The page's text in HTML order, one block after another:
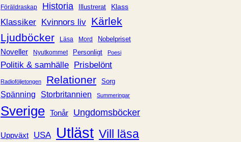
Föräldraskap Historia Illustrerat Klass
Klassiker Kvinnors liv Kärlek
Ljudböcker
Läsa Mord Nobelpriset
Noveller Nyutkommet Personligt Poesi
Politik & samhälle Prisbelönt
Radioföljetongen Relationer Sorg
Spänning Storbritannien Summeringar
Sverige Tonår Ungdomsböcker
Uppväxt USA Utläst Vill läsa